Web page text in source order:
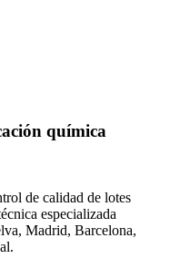
química
de calidad de lotes
especializada
Madrid, Barcelona,